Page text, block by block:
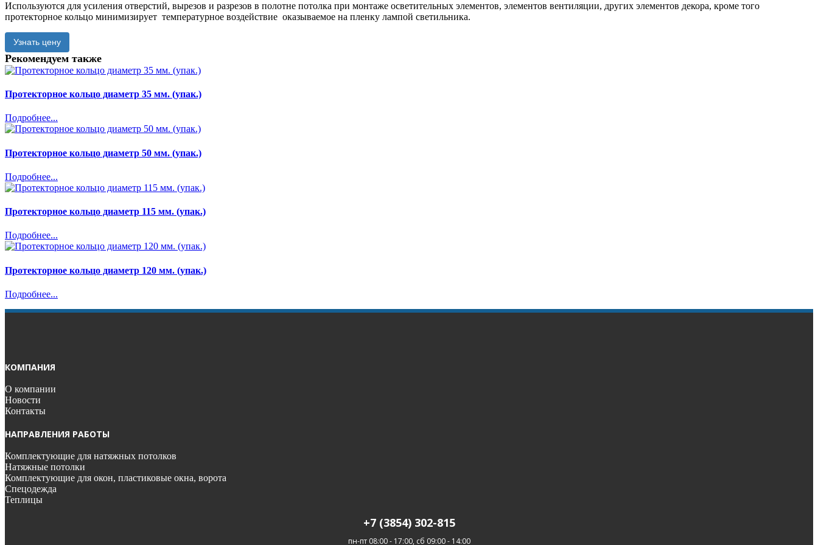
Используются для усиления отверстий, вырезов и разрезов в полотне потолка при монтаже осветительных элементов, элементов вентиляции, других элементов декора, кроме того
протекторное кольцо минимизирует температурное воздействие оказываемое на пленку лампой светильника.
Узнать цену
Рекомендуем также
Протекторное кольцо диаметр 35 мм. (упак.)
Подробнее...
Протекторное кольцо диаметр 50 мм. (упак.)
Подробнее...
Протекторное кольцо диаметр 115 мм. (упак.)
Подробнее...
Протекторное кольцо диаметр 120 мм. (упак.)
Подробнее...
КОМПАНИЯ
О компании
Новости
Контакты
НАПРАВЛЕНИЯ РАБОТЫ
Комплектующие для натяжных потолков
Натяжные потолки
Комплектующие для окон, пластиковые окна, ворота
Спецодежда
Теплицы
+7 (3854) 302-815
пн-пт 08:00 - 17:00, сб 09:00 - 14:00